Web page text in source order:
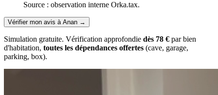
Source : observation interne Orka.tax.
Vérifier mon avis à Anan →
Simulation gratuite. Vérification approfondie dès 78 € par bien
d'habitation, toutes les dépendances offertes (cave, garage,
parking, box).